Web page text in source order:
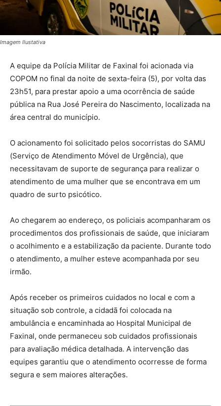
Imagem Ilustativa
A equipe da Polícia Militar de Faxinal foi acionada via
COPOM no final da noite de sexta-feira (5), por volta das
23h51, para prestar apoio a uma ocorrência de saúde
pública na Rua José Pereira do Nascimento, localizada na
área central do município.
O acionamento foi solicitado pelos socorristas do SAMU
(Serviço de Atendimento Móvel de Urgência), que
necessitavam de suporte de segurança para realizar o
atendimento de uma mulher que se encontrava em um
quadro de surto psicótico.
Ao chegarem ao endereço, os policiais acompanharam os
procedimentos dos profissionais de saúde, que iniciaram
o acolhimento e a estabilização da paciente. Durante todo
o atendimento, a mulher esteve acompanhada por seu
irmão.
Após receber os primeiros cuidados no local e com a
situação sob controle, a cidadã foi colocada na
ambulância e encaminhada ao Hospital Municipal de
Faxinal, onde permaneceu sob cuidados profissionais
para avaliação médica detalhada. A intervenção das
equipes garantiu que o atendimento ocorresse de forma
segura e sem maiores alterações.